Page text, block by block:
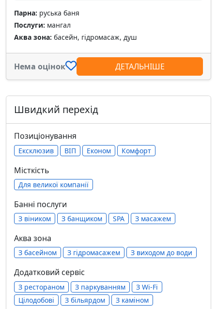
Парна: руська баня
Послуги: мангал
Аква зона: басейн, гідромасаж, душ
Нема оцінок ДЕТАЛЬНІШЕ
Швидкий перехід
Позиціонування
Ексклюзив ВІП Економ Комфорт
Місткість
Для великої компанії
Банні послуги
З віником З банщиком SPA З масажем
Аква зона
З басейном З гідромасажем З виходом до води
Додатковий сервіс
З рестораном З паркуванням
З Wi-Fi
Цілодобові
З більярдом З каміном